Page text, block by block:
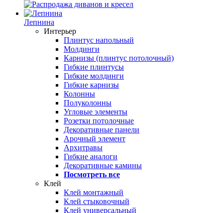
Лепнина
Интерьер
Плинтус напольный
Молдинги
Карнизы (плинтус потолочный)
Гибкие плинтусы
Гибкие молдинги
Гибкие карнизы
Колонны
Полуколонны
Угловые элементы
Розетки потолочные
Декоративные панели
Арочный элемент
Архитравы
Гибкие аналоги
Декоративные камины
Посмотреть все
Клей
Клей монтажный
Клей стыковочный
Клей универсальный